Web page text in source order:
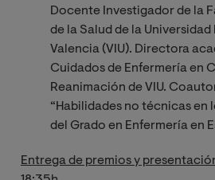
Docente Investigador de la
de la Salud de la
Valencia (VIU). Directora
Cuidados de Enfermería en
Reanimación de VIU.
“Habilidades no técnicas en
del Grado en Enfermería en
Entrega de premios y